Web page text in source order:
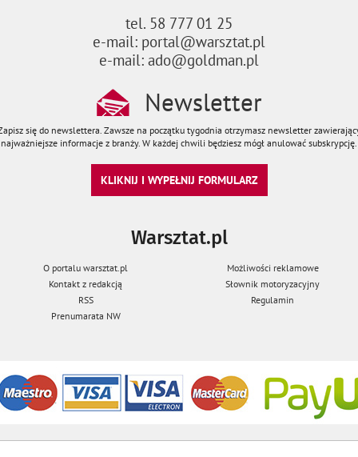
tel. 58 777 01 25
e-mail: portal@warsztat.pl
e-mail: ado@goldman.pl
Newsletter
się do newslettera. Zawsze na początku tygodnia otrzymasz newsletter
najważniejsze informacje z branży. W każdej chwili będziesz mógł anulować subskrypcję.
KLIKNIJ I WYPEŁNIJ FORMULARZ
Warsztat.pl
O portalu warsztat.pl
Możliwości reklamowe
Kontakt z redakcją
Słownik motoryzacyjny
RSS
Regulamin
Prenumarata NW